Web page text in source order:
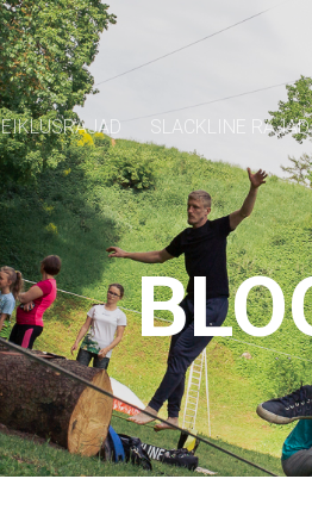
SLACKLINE RAJAD